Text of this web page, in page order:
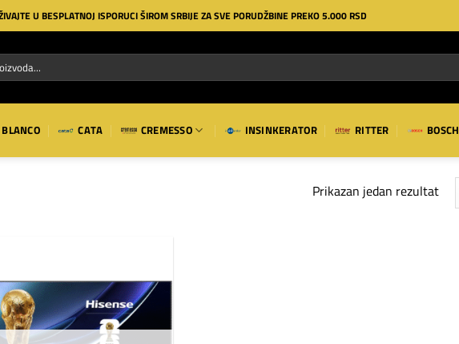
U BESPLATNOJ ISPORUCI ŠIROM SRBIJE ZA SVE PORUDŽBINE PREKO 5.000 RSD
BLANCO CATA CREMESSO INSINKERATOR RITTER BOSCH
Prikazan jedan rezultat
Dodaj
na
listu